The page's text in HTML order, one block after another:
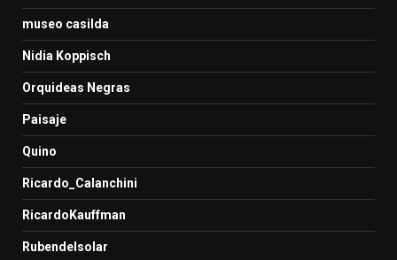
museo casilda
Nidia Koppisch
Orquideas Negras
Paisaje
Quino
Ricardo_Calanchini
RicardoKauffman
Rubendelsolar